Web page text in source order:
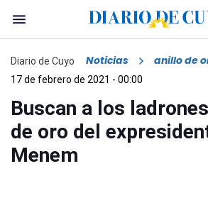
Diario de Cuyo Noticias anillo de
17 de febrero de 2021 - 00:00
Buscan a los
de oro del
Menem